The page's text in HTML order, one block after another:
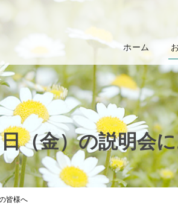
（金）の説明会
皆様へ
ホーム